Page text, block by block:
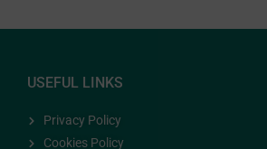
USEFUL LINKS
Privacy Policy
Cookies Policy